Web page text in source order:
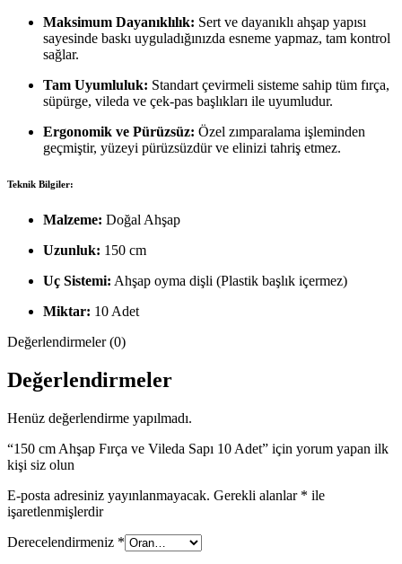
Maksimum Dayanıklılık: Sert ve dayanıklı ahşap yapısı
sayesinde baskı uyguladığınızda esneme yapmaz, tam kontrol
sağlar.
Tam Uyumluluk: Standart çevirmeli sisteme sahip tüm fırça,
süpürge, vileda ve çek-pas başlıkları ile uyumludur.
Ergonomik ve Pürüzsüz: Özel zımparalama işleminden
geçmiştir, yüzeyi pürüzsüzdür ve elinizi tahriş etmez.
Teknik Bilgiler:
Malzeme: Doğal Ahşap
Uzunluk: 150 cm
Uç Sistemi: Ahşap oyma dişli (Plastik başlık içermez)
Miktar: 10 Adet
Değerlendirmeler (0)
Değerlendirmeler
Henüz değerlendirme yapılmadı.
“150 cm Ahşap Fırça ve Vileda Sapı 10 Adet” için yorum yapan ilk
kişi siz olun
E-posta adresiniz yayınlanmayacak. Gerekli alanlar * ile
işaretlenmişlerdir
Derecelendirmeniz *